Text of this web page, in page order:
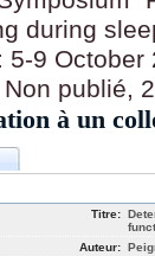
during
5-9
Non publié,
à un
Titre:
Auteur: